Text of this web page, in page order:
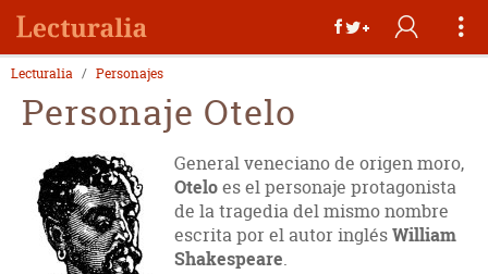
Lecturalia Personajes
Personaje Otelo
General veneciano de origen moro,
Oteloes el personaje protagonista
de la tragedia del mismo nombre
escrita por el autor inglésWilliam
Shakespeare.